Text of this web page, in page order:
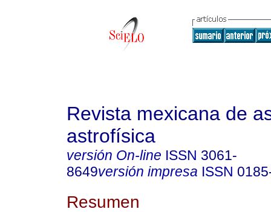
Revista mexicana de
astrofísica
versión On-line ISSN 3061-
8649versión impresa ISSN
Resumen